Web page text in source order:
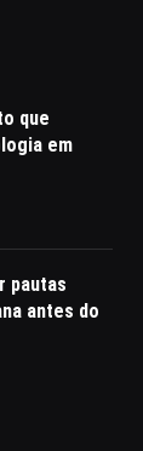
que
em
pautas
antes do